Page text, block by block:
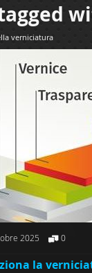
verniciatura
2025 0
la